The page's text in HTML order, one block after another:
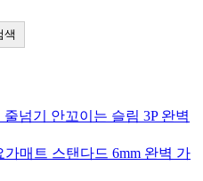
색
넘기 안꼬이는 슬림 3P 완벽
매트 스탠다드 6mm 완벽 가